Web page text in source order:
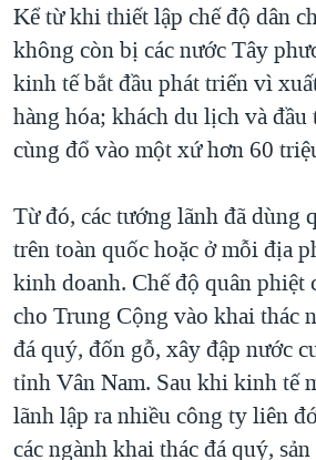
Kể từ khi thiết lập chế độ dân
không còn bị các nước Tây
kinh tế bắt đầu phát triển vì
hàng hóa; khách du lịch và
cùng đổ vào một xứ hơn 60
Từ đó, các tướng lãnh đã dùng
trên toàn quốc hoặc ở mỗi địa
kinh doanh. Chế độ quân phiệt
cho Trung Cộng vào khai thác
đá quý, đốn gỗ, xây đập nước
tỉnh Vân Nam. Sau khi kinh tế
lãnh lập ra nhiều công ty liên
các ngành khai thác đá quý,